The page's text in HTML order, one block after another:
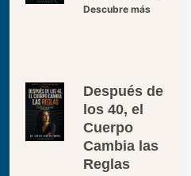
Descubre más
Después de
los 40, el
Cuerpo
Cambia las
Reglas